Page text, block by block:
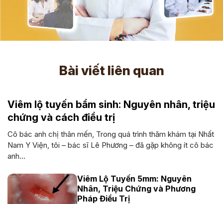
Bài viết liên quan
Viêm lộ tuyến bẩm sinh: Nguyên nhân, triệu
chứng và cách điều trị
Cô bác anh chị thân mến, Trong quá trình thăm khám tại Nhất
Nam Y Viện, tôi – bác sĩ Lê Phương – đã gặp không ít cô bác
anh...
Viêm Lộ Tuyến 5mm: Nguyên
Nhân, Triệu Chứng và Phương
Pháp Điều Trị